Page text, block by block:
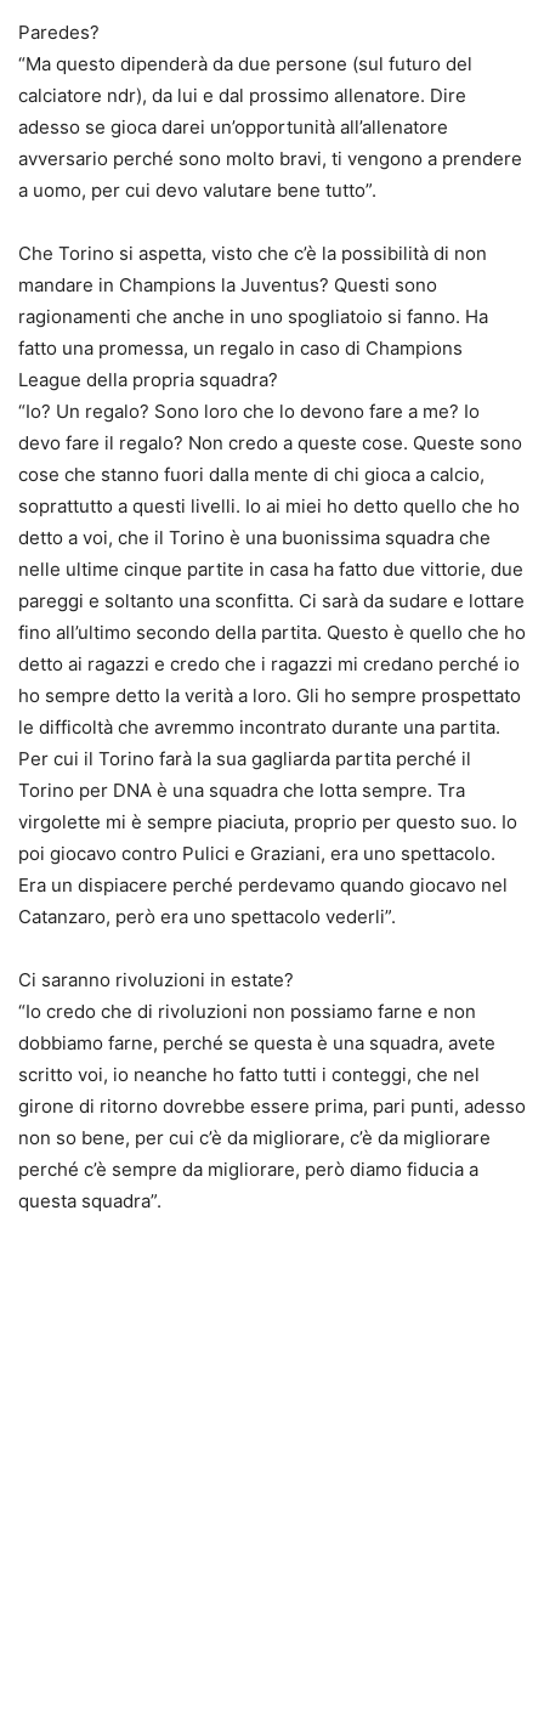
Paredes?
“Ma questo dipenderà da due persone (sul futuro del
calciatore ndr), da lui e dal prossimo allenatore. Dire
adesso se gioca darei un’opportunità all’allenatore
avversario perché sono molto bravi, ti vengono a prendere
a uomo, per cui devo valutare bene tutto”.
Che Torino si aspetta, visto che c’è la possibilità di non
mandare in Champions la Juventus? Questi sono
ragionamenti che anche in uno spogliatoio si fanno. Ha
fatto una promessa, un regalo in caso di Champions
League della propria squadra?
“Io? Un regalo? Sono loro che lo devono fare a me? Io
devo fare il regalo? Non credo a queste cose. Queste sono
cose che stanno fuori dalla mente di chi gioca a calcio,
soprattutto a questi livelli. Io ai miei ho detto quello che ho
detto a voi, che il Torino è una buonissima squadra che
nelle ultime cinque partite in casa ha fatto due vittorie, due
pareggi e soltanto una sconfitta. Ci sarà da sudare e lottare
fino all’ultimo secondo della partita. Questo è quello che ho
detto ai ragazzi e credo che i ragazzi mi credano perché io
ho sempre detto la verità a loro. Gli ho sempre prospettato
le difficoltà che avremmo incontrato durante una partita.
Per cui il Torino farà la sua gagliarda partita perché il
Torino per DNA è una squadra che lotta sempre. Tra
virgolette mi è sempre piaciuta, proprio per questo suo. Io
poi giocavo contro Pulici e Graziani, era uno spettacolo.
Era un dispiacere perché perdevamo quando giocavo nel
Catanzaro, però era uno spettacolo vederli”.
Ci saranno rivoluzioni in estate?
“Io credo che di rivoluzioni non possiamo farne e non
dobbiamo farne, perché se questa è una squadra, avete
scritto voi, io neanche ho fatto tutti i conteggi, che nel
girone di ritorno dovrebbe essere prima, pari punti, adesso
non so bene, per cui c’è da migliorare, c’è da migliorare
perché c’è sempre da migliorare, però diamo fiducia a
questa squadra”.